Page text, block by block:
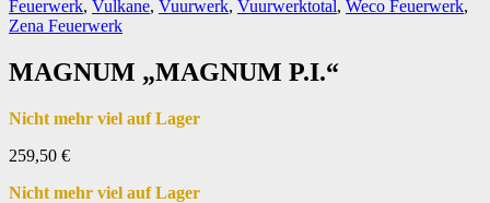
Feuerwerk, Vulkane, Vuurwerk, Vuurwerktotal, Weco Feuerwerk,
Zena Feuerwerk
MAGNUM „MAGNUM P.I.“
Nicht mehr viel auf Lager
259,50 €
Nicht mehr viel auf Lager